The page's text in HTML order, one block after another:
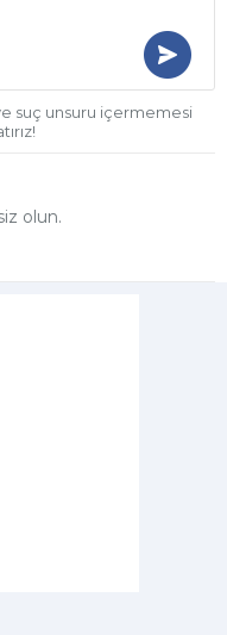
suç unsuru içermemesi
olun.